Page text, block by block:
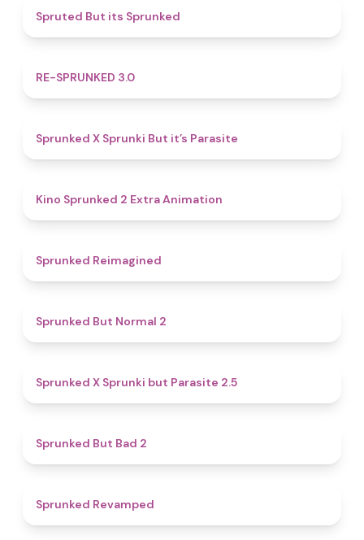
Spruted But its Sprunked
RE-SPRUNKED 3.0
Sprunked X Sprunki But it’s Parasite
Kino Sprunked 2 Extra Animation
Sprunked Reimagined
Sprunked But Normal 2
Sprunked X Sprunki but Parasite 2.5
Sprunked But Bad 2
Sprunked Revamped